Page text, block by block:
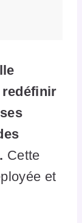
redéfinir
Cette
et